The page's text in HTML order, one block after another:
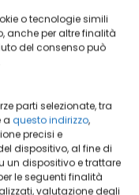
o tecnologie simili
anche per altre finalità
del consenso può
parti selezionate, tra
a questo indirizzo,
precisi e
dispositivo, al fine di
un dispositivo e trattare
le seguenti finalità
valutazione degli
DI